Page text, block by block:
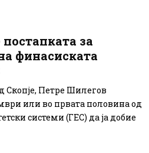
за
финасиската
Скопје, Петре Шилегов
или во првата половина од
системи (ГЕС) да ја добие